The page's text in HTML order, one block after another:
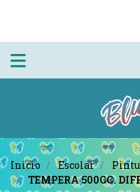
Inicio Escolar
TEMPERA 500CC.